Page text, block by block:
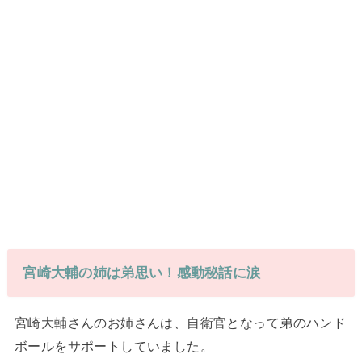
宮崎大輔の姉は弟思い！感動秘話に涙
宮崎大輔さんのお姉さんは、自衛官となって弟のハンド
ボールをサポートしていました。